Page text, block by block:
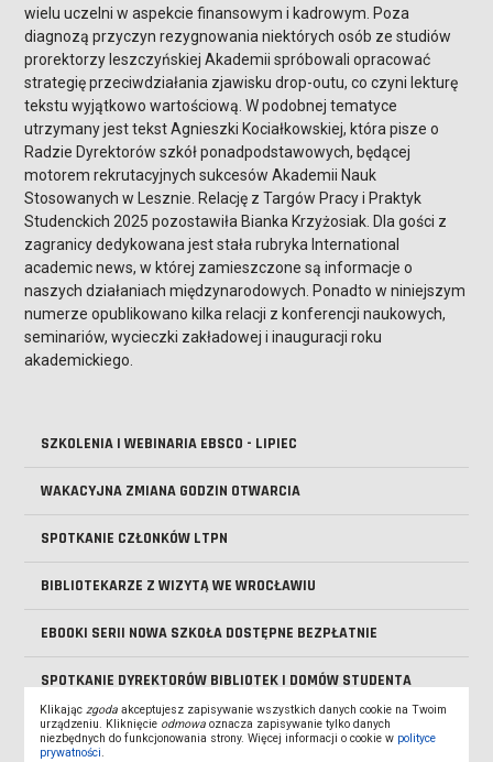
SZKOLENIA I WEBINARIA EBSCO - LIPIEC
WAKACYJNA ZMIANA GODZIN OTWARCIA
SPOTKANIE CZŁONKÓW LTPN
BIBLIOTEKARZE Z WIZYTĄ WE WROCŁAWIU
EBOOKI SERII NOWA SZKOŁA DOSTĘPNE BEZPŁATNIE
SPOTKANIE DYREKTORÓW BIBLIOTEK I DOMÓW STUDENTA
ZWPUZ
NOWY NUMER LESZCZYŃSKIEGO NOTATNIKA AKADEMICKIEGO
wielu uczelni w aspekcie finansowym i kadrowym. Poza
diagnozą przyczyn rezygnowania niektórych osób ze studiów
prorektorzy leszczyńskiej Akademii spróbowali opracować
strategię przeciwdziałania zjawisku drop-outu, co czyni lekturę
tekstu wyjątkowo wartościową. W podobnej tematyce
utrzymany jest tekst Agnieszki Kociałkowskiej, która pisze o
Radzie Dyrektorów szkół ponadpodstawowych, będącej
motorem rekrutacyjnych sukcesów Akademii Nauk
Stosowanych w Lesznie. Relację z Targów Pracy i Praktyk
Studenckich 2025 pozostawiła Bianka Krzyżosiak. Dla gości z
zagranicy dedykowana jest stała rubryka International
academic news, w której zamieszczone są informacje o
naszych działaniach międzynarodowych. Ponadto w niniejszym
numerze opublikowano kilka relacji z konferencji naukowych,
seminariów, wycieczki zakładowej i inauguracji roku
akademickiego.
Klikając zgoda akceptujesz zapisywanie wszystkich danych cookie na Twoim
urządzeniu. Kliknięcie odmowa oznacza zapisywanie tylko danych
niezbędnych do funkcjonowania strony. Więcej informacji o cookie w polityce
prywatności